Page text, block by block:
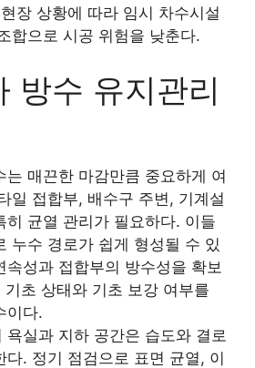
장 상황에 따라 임시 차수시설
합으로 시공 위험을 낮춘다.
방수 유지관리
는 매끈한 마감만큼 중요하게 여
일 접합부, 배수구 주변, 기계설
히 균열 관리가 필요하다. 이들
누수 경로가 쉽게 형성될 수 있
속성과 접합부의 방수성을 확보
초 상태와 기초 보강 여부를
이다.
욕실과 지하 공간은 습도와 결로
다. 정기 점검으로 표면 균열, 이